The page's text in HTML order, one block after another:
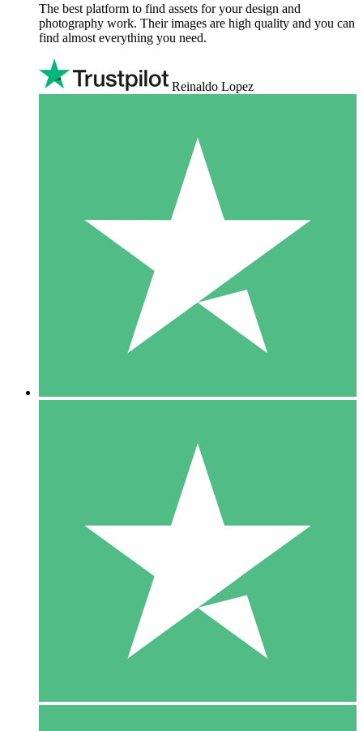
The best platform to find assets for your design and
photography work. Their images are high quality and you can
find almost everything you need.
Reinaldo Lopez